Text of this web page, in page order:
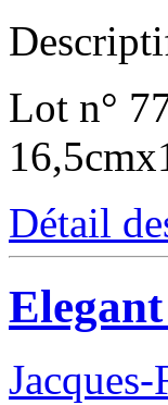
Lot n°
Détail